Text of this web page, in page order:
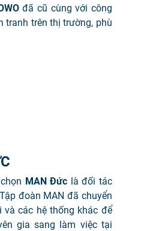
đã cũ cùng với công
tranh trên thị trường, phù
MAN Đức là đối tác
đoàn MAN đã chuyển
và các hệ thống khác để
gia sang làm việc tại